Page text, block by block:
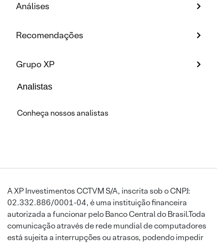
Análises
Recomendações
Grupo XP
Analistas
Conheça nossos analistas
A XP Investimentos CCTVM S/A, inscrita sob o CNPJ:
02.332.886/0001-04, é uma instituição financeira
autorizada a funcionar pelo Banco Central do Brasil.Toda
comunicação através de rede mundial de computadores
está sujeita a interrupções ou atrasos, podendo impedir